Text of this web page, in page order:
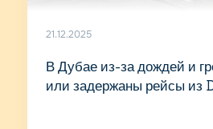
21.12.2025
В Дубае из-за дождей и
или задержаны рейсы из